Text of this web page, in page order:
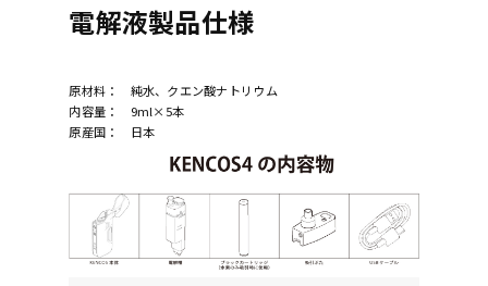
電解液製品仕様
原材料： 純水、クエン酸ナトリウム
内容量： 9ml×5本
原産国： 日本